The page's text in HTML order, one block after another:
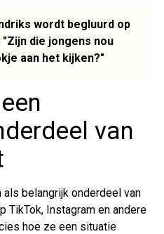
wordt begluurd op
die jongens nou
aan het kijken?"
van
als belangrijk onderdeel van
TikTok, Instagram en andere
hoe ze een situatie